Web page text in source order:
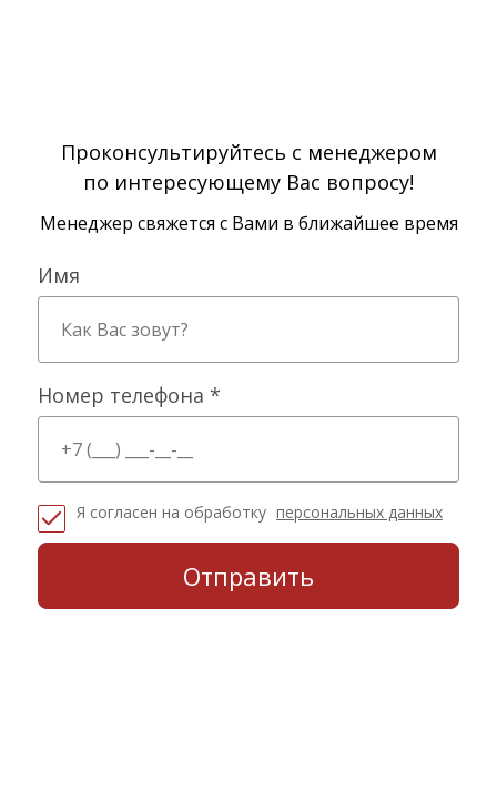
Проконсультируйтесь с менеджером
по интересующему Вас вопросу!
Менеджер свяжется с Вами в ближайшее время
Имя
Номер телефона *
Я согласен на обработку персональных данных